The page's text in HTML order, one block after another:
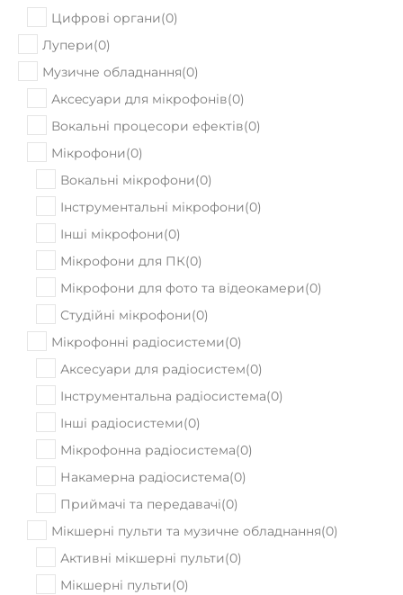
Цифрові органи(0)
Лупери(0)
Музичне обладнання(0)
Аксeсуари для мікрофонів(0)
Вокальні процесори ефектів(0)
Мікрофони(0)
Вокальні мікрофони(0)
Інструментальні мікрофони(0)
Інші мікрофони(0)
Мікрофони для ПК(0)
Мікрофони для фото та відеокамери(0)
Студійні мікрофони(0)
Мікрофонні радіосистеми(0)
Аксесуари для радіосистем(0)
Інструментальна радіосистема(0)
Інші радіосистеми(0)
Мікрофонна радіосистема(0)
Накамерна радіосистема(0)
Приймачі та передавачі(0)
Мікшерні пульти та музичне обладнання(0)
Активні мікшерні пульти(0)
Мікшерні пульти(0)